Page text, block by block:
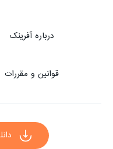
درباره آفرینک
قوانین و مقررات